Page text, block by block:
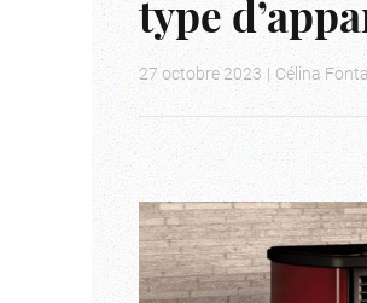
type
27 octobre 2023 | Célina